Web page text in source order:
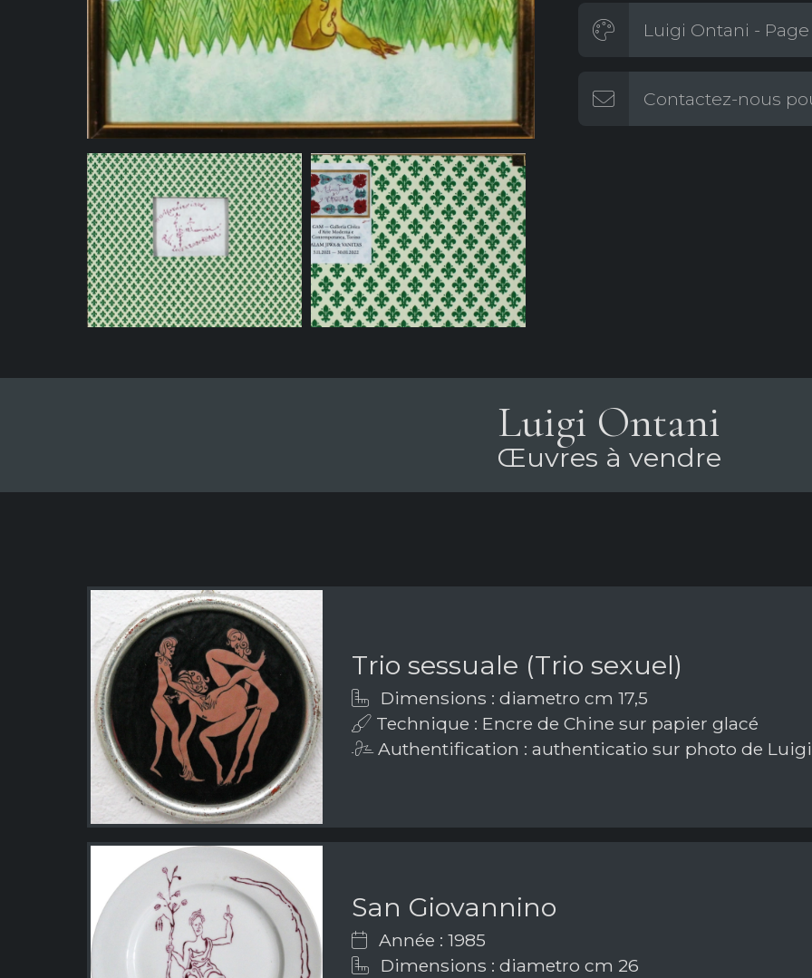
Luigi Ontani -
Contactez-nous
Luigi Ontani
Œuvres à vendre
Trio sessuale (Trio sexuel)
Dimensions : diametro cm 17,5
Technique : Encre de Chine sur papier glacé
Authentification : authenticatio sur photo de
San Giovannino
Année : 1985
Dimensions : diametro cm 26